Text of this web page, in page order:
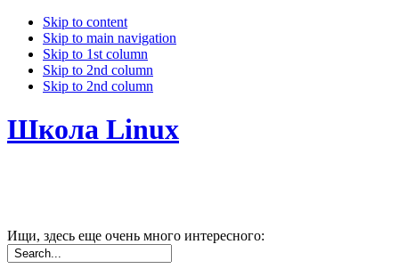
Skip to content
Skip to main navigation
Skip to 1st column
Skip to 2nd column
Skip to 2nd column
Школа Linux
Ищи, здесь еще очень много интересного: